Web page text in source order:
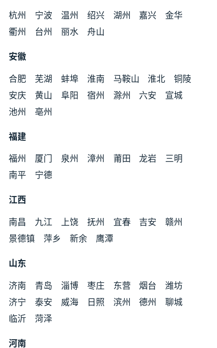
杭州
宁波 温州 绍兴 湖州 嘉兴
金华
衢州
台州 丽水
舟山
安徽
合肥
芜湖 蚌埠 淮南 马鞍山 淮北
铜陵
安庆
黄山 阜阳 宿州 滁州 六安
宣城
池州
亳州
福建
福州
厦门 泉州 漳州 莆田 龙岩
三明
南平
宁德
江西
南昌
九江 上饶 抚州 宜春 吉安
赣州
景德镇
萍乡 新余
鹰潭
山东
济南
青岛 淄博 枣庄 东营 烟台
潍坊
济宁
泰安 威海 日照 滨州 德州
聊城
临沂
菏泽
河南